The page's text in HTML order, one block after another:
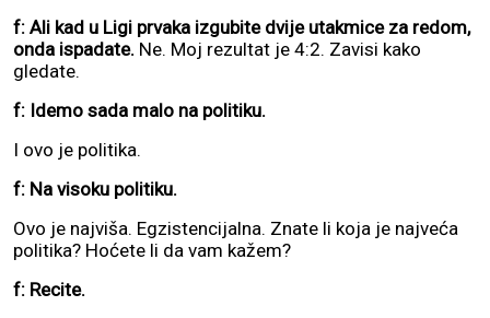
f: Ali kad u Ligi prvaka izgubite dvije utakmice za redom,
onda ispadate. Ne. Moj rezultat je 4:2. Zavisi kako
gledate.
f: Idemo sada malo na politiku.
I ovo je politika.
f: Na visoku politiku.
Ovo je najviša. Egzistencijalna. Znate li koja je najveća
politika? Hoćete li da vam kažem?
f: Recite.